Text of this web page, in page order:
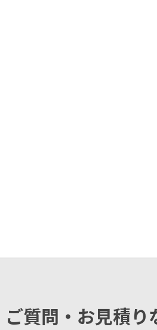
質問・お見積り